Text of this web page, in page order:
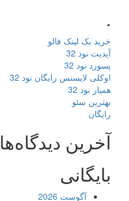
.
خرید بک لینک فالو
آپدیت نود 32
پسورد نود 32
اوکلی لایسنس رایگان نود 32
همیار نود 32
بهترین سئو
رایگان
آخرین دیدگاه‌ها
بایگانی
آگوست 2026